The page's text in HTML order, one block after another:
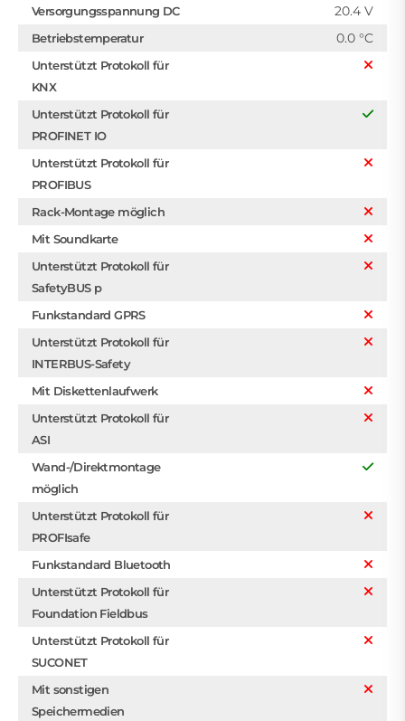
Versorgungsspannung DC 20.4 V
Betriebstemperatur 0.0 °C
Unterstützt Protokoll für
KNX
Unterstützt Protokoll für
PROFINET IO
Unterstützt Protokoll für
PROFIBUS
Rack-Montage möglich
Mit Soundkarte
Unterstützt Protokoll für
SafetyBUS p
Funkstandard GPRS
Unterstützt Protokoll für
INTERBUS-Safety
Mit Diskettenlaufwerk
Unterstützt Protokoll für
ASI
Wand-/Direktmontage
möglich
Unterstützt Protokoll für
PROFIsafe
Funkstandard Bluetooth
Unterstützt Protokoll für
Foundation Fieldbus
Unterstützt Protokoll für
SUCONET
Mit sonstigen
Speichermedien